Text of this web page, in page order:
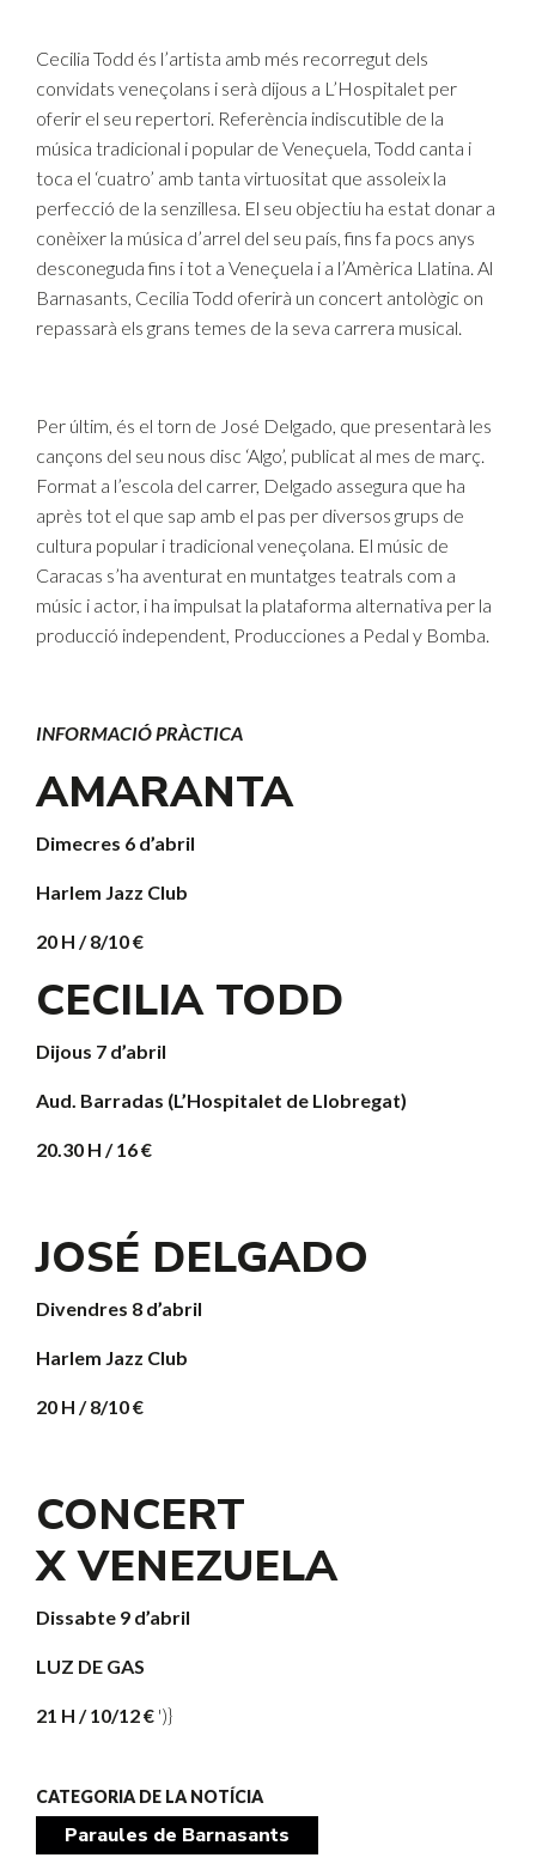
Cecilia Todd és l’artista amb més recorregut dels
convidats veneçolans i serà dijous a L’Hospitalet per
oferir el seu repertori. Referència indiscutible de la
música tradicional i popular de Veneçuela, Todd canta i
toca el ‘cuatro’ amb tanta virtuositat que assoleix la
perfecció de la senzillesa. El seu objectiu ha estat donar a
conèixer la música d’arrel del seu país, fins fa pocs anys
desconeguda fins i tot a Veneçuela i a l’Amèrica Llatina. Al
Barnasants, Cecilia Todd oferirà un concert antològic on
repassarà els grans temes de la seva carrera musical.
Per últim, és el torn de José Delgado, que presentarà les
cançons del seu nous disc ‘Algo’, publicat al mes de març.
Format a l’escola del carrer, Delgado assegura que ha
après tot el que sap amb el pas per diversos grups de
cultura popular i tradicional veneçolana. El músic de
Caracas s’ha aventurat en muntatges teatrals com a
músic i actor, i ha impulsat la plataforma alternativa per la
producció independent, Producciones a Pedal y Bomba.
INFORMACIÓ PRÀCTICA
AMARANTA
Dimecres 6 d’abril
Harlem Jazz Club
20 H / 8/10 €
CECILIA TODD
Dijous 7 d’abril
Aud. Barradas (L’Hospitalet de Llobregat)
20.30 H / 16 €
JOSÉ DELGADO
Divendres 8 d’abril
Harlem Jazz Club
20 H / 8/10 €
CONCERT
X VENEZUELA
Dissabte 9 d’abril
LUZ DE GAS
21 H / 10/12 € ')}
CATEGORIA DE LA NOTÍCIA
Paraules de Barnasants